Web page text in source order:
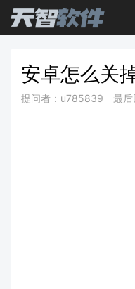
安卓怎么关
提问者：u785839 最